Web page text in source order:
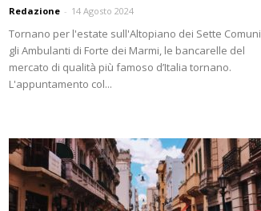
Redazione - 14 Agosto 2024
Tornano per l'estate sull'Altopiano dei Sette Comuni
gli Ambulanti di Forte dei Marmi, le bancarelle del
mercato di qualità più famoso d’Italia tornano.
L'appuntamento col...